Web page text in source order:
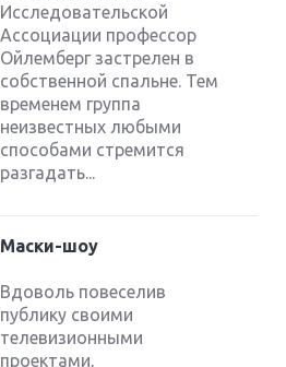
Исследовательской
Ассоциации профессор
Ойлемберг застрелен в
собственной спальне. Тем
временем группа
неизвестных любыми
способами стремится
разгадать...
Маски-шоу
Вдоволь повеселив
публику своими
телевизионными
проектами,